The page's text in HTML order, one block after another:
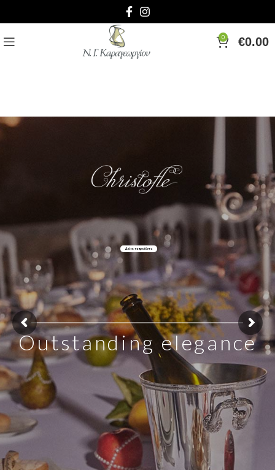
0 €0.00
Δείτε τα προϊόντα
Outstanding elegance